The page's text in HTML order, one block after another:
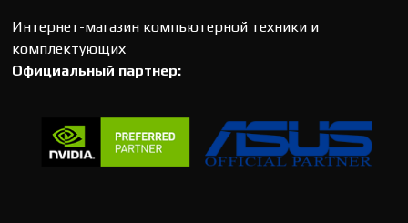
Интернет-магазин компьютерной техники и
комплектующих
Официальный партнер: